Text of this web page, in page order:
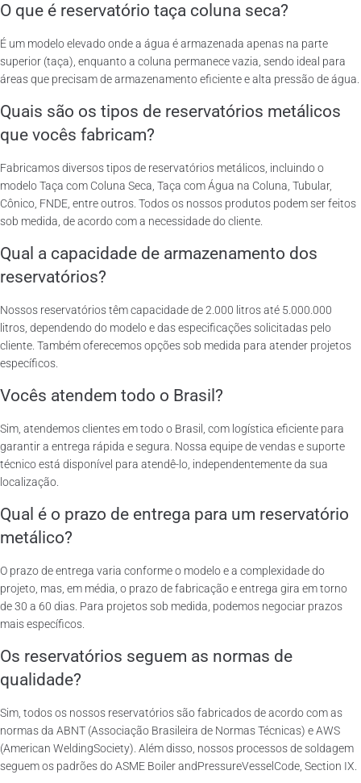
O que é reservatório taça coluna seca?
É um modelo elevado onde a água é armazenada apenas na parte
superior (taça), enquanto a coluna permanece vazia, sendo ideal para
áreas que precisam de armazenamento eficiente e alta pressão de água.
Quais são os tipos de reservatórios metálicos
que vocês fabricam?
Fabricamos diversos tipos de reservatórios metálicos, incluindo o
modelo Taça com Coluna Seca, Taça com Água na Coluna, Tubular,
Cônico, FNDE, entre outros. Todos os nossos produtos podem ser feitos
sob medida, de acordo com a necessidade do cliente.
Qual a capacidade de armazenamento dos
reservatórios?
Nossos reservatórios têm capacidade de 2.000 litros até 5.000.000
litros, dependendo do modelo e das especificações solicitadas pelo
cliente. Também oferecemos opções sob medida para atender projetos
específicos.
Vocês atendem todo o Brasil?
Sim, atendemos clientes em todo o Brasil, com logística eficiente para
garantir a entrega rápida e segura. Nossa equipe de vendas e suporte
técnico está disponível para atendê-lo, independentemente da sua
localização.
Qual é o prazo de entrega para um reservatório
metálico?
O prazo de entrega varia conforme o modelo e a complexidade do
projeto, mas, em média, o prazo de fabricação e entrega gira em torno
de 30 a 60 dias. Para projetos sob medida, podemos negociar prazos
mais específicos.
Os reservatórios seguem as normas de
qualidade?
Sim, todos os nossos reservatórios são fabricados de acordo com as
normas da ABNT (Associação Brasileira de Normas Técnicas) e AWS
(American WeldingSociety). Além disso, nossos processos de soldagem
seguem os padrões do ASME Boiler andPressureVesselCode, Section IX.